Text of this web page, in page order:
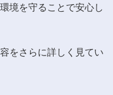
境を守ることで安心し
をさらに詳しく見てい